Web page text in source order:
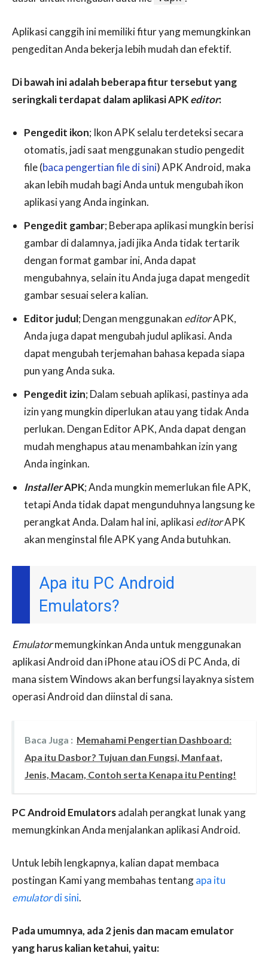
Aplikasi canggih ini memiliki fitur yang memungkinkan
pengeditan Anda bekerja lebih mudah dan efektif.
Di bawah ini adalah beberapa fitur tersebut yang
seringkali terdapat dalam aplikasi APKeditor:
Pengedit ikon; Ikon APK selalu terdeteksi secara
otomatis, jadi saat menggunakan studio pengedit
file (baca pengertian file di sini) APK Android, maka
akan lebih mudah bagi Anda untuk mengubah ikon
aplikasi yang Anda inginkan.
Pengedit gambar; Beberapa aplikasi mungkin berisi
gambar di dalamnya, jadi jika Anda tidak tertarik
dengan format gambar ini, Anda dapat
mengubahnya, selain itu Anda juga dapat mengedit
gambar sesuai selera kalian.
Editor judul; Dengan menggunakan editorAPK,
Anda juga dapat mengubah judul aplikasi. Anda
dapat mengubah terjemahan bahasa kepada siapa
pun yang Anda suka.
Pengedit izin; Dalam sebuah aplikasi, pastinya ada
izin yang mungkin diperlukan atau yang tidak Anda
perlukan. Dengan Editor APK, Anda dapat dengan
mudah menghapus atau menambahkan izin yang
Anda inginkan.
InstallerAPK; Anda mungkin memerlukan file APK,
tetapi Anda tidak dapat mengunduhnya langsung ke
perangkat Anda. Dalam hal ini, aplikasieditorAPK
akan menginstal file APK yang Anda butuhkan.
Apa itu PC Android
Emulators?
Emulatormemungkinkan Anda untuk menggunakan
aplikasi Android dan iPhone atau iOS di PC Anda, di
mana sistem Windows akan berfungsi layaknya sistem
operasi Android dan diinstal di sana.
Baca Juga : Memahami Pengertian Dashboard:
Apa itu Dasbor? Tujuan dan Fungsi, Manfaat,
Jenis, Macam, Contoh serta Kenapa itu Penting!
PC Android Emulatorsadalah perangkat lunak yang
memungkinkan Anda menjalankan aplikasi Android.
Untuk lebih lengkapnya, kalian dapat membaca
postingan Kami yang membahas tentangapa itu
emulatordi sini.
Pada umumnya, ada 2 jenis dan macam emulator
yang harus kalian ketahui, yaitu: